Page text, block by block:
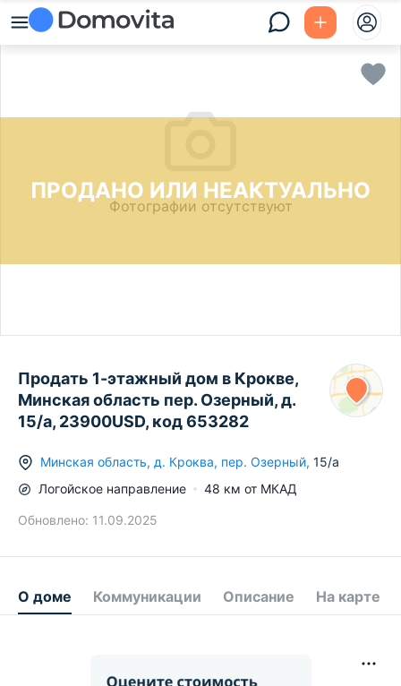
ПРОДАНО ИЛИ НЕАКТУАЛЬНО
Фотографии отсутствуют
Продать 1-этажный дом в Крокве,
Минская область пер. Озерный, д.
15/а, 23900USD, код 653282
Минская область, д. Кроква, пер. Озерный, 15/а
Логойское направление 48 км от МКАД
Обновлено: 11.09.2025
О доме Коммуникации Описание На карте